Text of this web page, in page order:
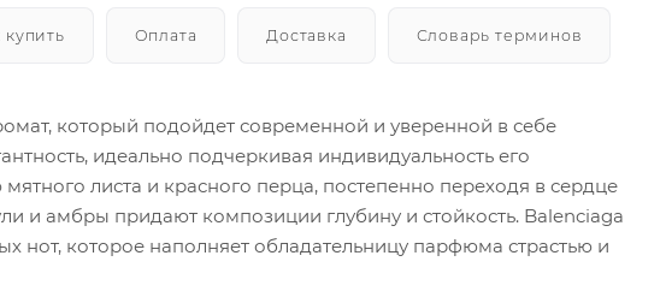
купить Оплата Доставка Словарь терминов
который подойдет современной и уверенной в себе
идеально подчеркивая индивидуальность его
листа и красного перца, постепенно переходя в сердце
и амбры придают композиции глубину и стойкость. Balenciaga
нот, которое наполняет обладательницу парфюма страстью и